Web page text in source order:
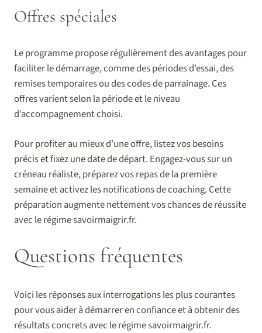
Offres spéciales
Le programme propose régulièrement des avantages pour
faciliter le démarrage, comme des périodes d’essai, des
remises temporaires ou des codes de parrainage. Ces
offres varient selon la période et le niveau
d’accompagnement choisi.
Pour profiter au mieux d’une offre, listez vos besoins
précis et fixez une date de départ. Engagez-vous sur un
créneau réaliste, préparez vos repas de la première
semaine et activez les notifications de coaching. Cette
préparation augmente nettement vos chances de réussite
avec le régime savoirmaigrir.fr.
Questions fréquentes
Voici les réponses aux interrogations les plus courantes
pour vous aider à démarrer en confiance et à obtenir des
résultats concrets avec le régime savoirmaigrir.fr.